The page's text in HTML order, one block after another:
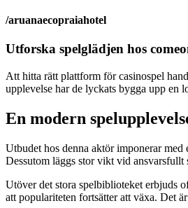
/aruanaecopraiahotel
Utforska spelglädjen hos
Att hitta rätt plattform för casinospel
upplevelse har de lyckats bygga upp en
En modern
Utbudet hos denna aktör imponerar
Dessutom läggs stor vikt vid
Utöver det stora spelbiblioteket erbjuds
att populariteten fortsätter att växa. Det